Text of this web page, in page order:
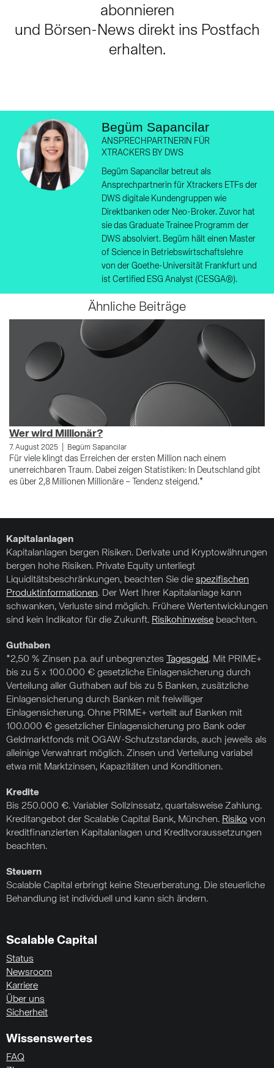
abonnieren
und Börsen-News direkt ins Postfach
erhalten.
Begüm Sapancilar
ANSPRECHPARTNERIN FÜR
XTRACKERS BY DWS
Begüm Sapancilar betreut als
Ansprechpartnerin für Xtrackers ETFs der
DWS digitale Kundengruppen wie
Direktbanken oder Neo-Broker. Zuvor hat
sie das Graduate Trainee Programm der
DWS absolviert. Begüm hält einen Master
of Science in Betriebswirtschaftslehre
von der Goethe-Universität Frankfurt und
ist Certified ESG Analyst (CESGA®).
Ähnliche Beiträge
Wer wird Millionär?
7. August 2025 Begüm Sapancilar
Für viele klingt das Erreichen der ersten Million nach einem
unerreichbaren Traum. Dabei zeigen Statistiken: In Deutschland gibt
es über 2,8 Millionen Millionäre – Tendenz steigend.*
Kapitalanlagen
Kapitalanlagen bergen Risiken. Derivate und Kryptowährungen
bergen hohe Risiken. Private Equity unterliegt
Liquiditätsbeschränkungen, beachten Sie die spezifischen
Produktinformationen. Der Wert Ihrer Kapitalanlage kann
schwanken, Verluste sind möglich. Frühere Wertentwicklungen
sind kein Indikator für die Zukunft. Risikohinweise beachten.
Guthaben
*2,50 % Zinsen p.a. auf unbegrenztes
Tagesgeld. Mit PRIME+
bis zu 5 x 100.000 € gesetzliche Einlagensicherung durch
Verteilung aller Guthaben auf bis zu 5 Banken, zusätzliche
Einlagensicherung durch Banken mit freiwilliger
Einlagensicherung. Ohne PRIME+ verteilt auf Banken mit
100.000 € gesetzlicher Einlagensicherung pro Bank oder
Geldmarktfonds mit OGAW-Schutzstandards, auch jeweils als
alleinige Verwahrart möglich. Zinsen und Verteilung variabel
etwa mit Marktzinsen, Kapazitäten und Konditionen.
Kredite
Bis 250.000 €. Variabler Sollzinssatz, quartalsweise Zahlung.
Kreditangebot der Scalable Capital Bank, München. Risiko von
kreditfinanzierten Kapitalanlagen und Kreditvoraussetzungen
beachten.
Steuern
Scalable Capital erbringt keine Steuerberatung. Die steuerliche
Behandlung ist individuell und kann sich ändern.
Scalable Capital
Status
Newsroom
Karriere
Über uns
Sicherheit
Wissenswertes
FAQ